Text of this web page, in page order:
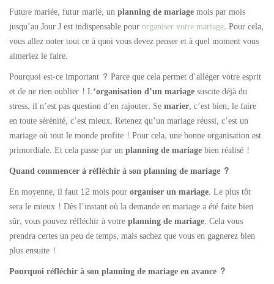
Future mariée, futur marié, unplanning de mariagemois par mois
jusqu’au Jour J est indispensable pourorganiser votre mariage. Pour cela,
vous allez noter tout ce à quoi vous devez penser et à quel moment vous
aimeriez le faire.
Pourquoi est-ce important ? Parce que cela permet d’alléger votre esprit
et de ne rien oublier ! L‘organisation d’un mariagesuscite déjà du
stress, il n’est pas question d’en rajouter. Semarier, c’est bien, le faire
en toute sérénité, c’est mieux. Retenez qu’un mariage réussi, c’est un
mariage où tout le monde profite ! Pour cela, une bonne organisation est
primordiale. Et cela passe par unplanning de mariagebien réalisé !
Quand commencer à réfléchir à son planning de mariage ?
En moyenne, il faut 12 mois pourorganiser un mariage. Le plus tôt
sera le mieux ! Dès l’instant où la demande en mariage a été faite bien
sûr, vous pouvez réfléchir à votreplanning de mariage. Cela vous
prendra certes un peu de temps, mais sachez que vous en gagnerez bien
plus ensuite !
Pourquoi réfléchir à son planning de mariage en avance ?